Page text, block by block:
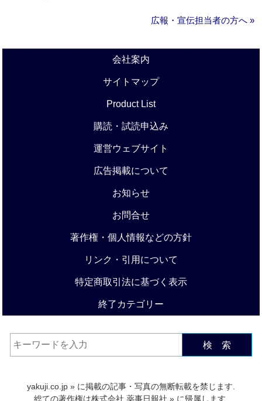
広報・宣伝担当者の方へ »
会社案内
サイトマップ
Product List
購読・試読申込み
運営ウェブサイト
広告掲載について
お知らせ
お問合せ
著作権・個人情報などの方針
リンク・引用について
特定商取引法に基づく表示
終了カテゴリー
検 索
yakuji.co.jp » に掲載の記事・写真の無断転載を禁じます.
総ての著作権は株式会社 薬事日報社 » に帰属します.